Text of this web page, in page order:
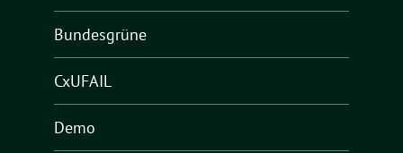
Bundesgrüne
CxUFAIL
Demo